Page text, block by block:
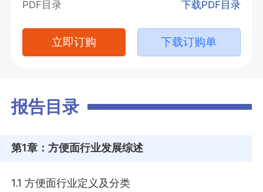
PDF目录 下载PDF目录
立即订购 下载订购单
报告目录
第1章 ：方便面行业发展综述
1.1 方便面行业定义及分类